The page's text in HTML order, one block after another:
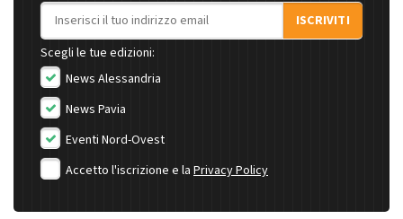
Indirizzo email
ISCRIVITI
Scegli le tue edizioni:
News Alessandria
News Pavia
Eventi Nord-Ovest
Accetto l'iscrizione e la Privacy Policy